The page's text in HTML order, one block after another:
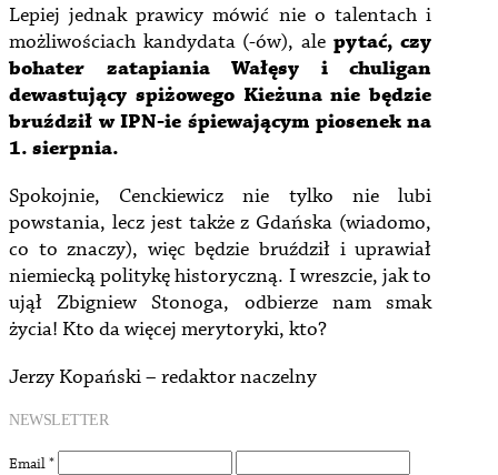
Lepiej jednak prawicy mówić nie o talentach i
możliwościach kandydata (-ów), ale pytać, czy
bohater zatapiania Wałęsy i chuligan
dewastujący spiżowego Kieżuna nie będzie
bruździł w IPN-ie śpiewającym piosenek na
1. sierpnia.
Spokojnie, Cenckiewicz nie tylko nie lubi
powstania, lecz jest także z Gdańska (wiadomo,
co to znaczy), więc będzie bruździł i uprawiał
niemiecką politykę historyczną. I wreszcie, jak to
ujął Zbigniew Stonoga, odbierze nam smak
życia! Kto da więcej merytoryki, kto?
Jerzy Kopański – redaktor naczelny
NEWSLETTER
Email*